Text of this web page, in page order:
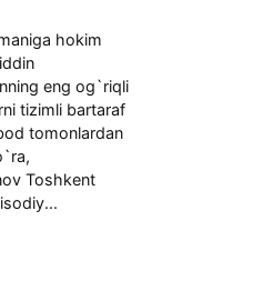
hokim
eng og`riqli
tizimli bartaraf
tomonlardan
Toshkent